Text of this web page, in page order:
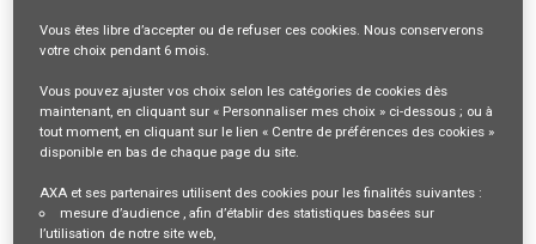
et recevoir du support de manière sécurisée et efficace. Le périmètre
couvre les postes de travail physiques et virtuels, le packaging et les
licences logicielles, les services de collaboration Microsoft 365, la
téléphonie, les échanges sécurisés de données ainsi que les
opérations du Service Desk.
Afin de renforcer l’équipe, nous recherchons un(e)
Vous êtes libre d’accepter ou de refuser ces cookies. Nous conserverons
votre choix pendant 6 mois.
Vous pouvez ajuster vos choix selon les catégories de cookies dès
maintenant, en cliquant sur « Personnaliser mes choix » ci-dessous ; ou à
tout moment, en cliquant sur le lien « Centre de préférences des cookies »
disponible en bas de chaque page du site.
AXA et ses partenaires utilisent des cookies pour les finalités suivantes :
mesure d’audience , afin d’établir des statistiques basées sur
l’utilisation de notre site web,